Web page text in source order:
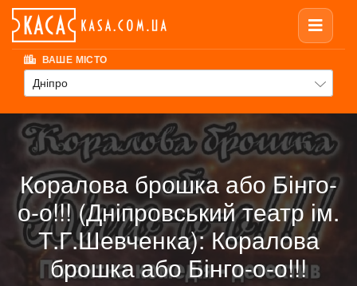
ВАШЕ МІСТО
Дніпро
Коралова брошка або Бінго-
о-о!!! (Дніпровський театр ім.
Т.Г.Шевченка): Коралова
брошка або Бінго-о-о!!!